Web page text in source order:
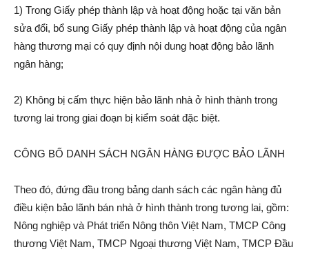
1) Trong Giấy phép thành lập và hoạt động hoặc tại văn bản
sửa đổi, bổ sung Giấy phép thành lập và hoạt động của ngân
hàng thương mại có quy định nội dung hoạt động bảo lãnh
ngân hàng;
2) Không bị cấm thực hiện bảo lãnh nhà ở hình thành trong
tương lai trong giai đoạn bị kiểm soát đặc biệt.
CÔNG BỐ DANH SÁCH NGÂN HÀNG ĐƯỢC BẢO LÃNH
Theo đó, đứng đầu trong bảng danh sách các ngân hàng đủ
điều kiện bảo lãnh bán nhà ở hình thành trong tương lai, gồm:
Nông nghiệp và Phát triển Nông thôn Việt Nam, TMCP Công
thương Việt Nam, TMCP Ngoại thương Việt Nam, TMCP Đầu